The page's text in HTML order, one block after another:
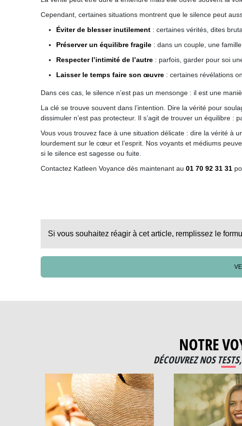
Cependant, certaines situations montrent que le silence peut
Éviter de blesser inutilement : certaines vérités, dites
Préserver un équilibre fragile : dans un couple, une
Respecter l’intimité de l’autre : parfois, garder pour soi
Laisser le temps faire son œuvre : certaines révélations
Dans ces cas, le silence n’est pas un mensonge : il est une
La clé se trouve souvent dans l’intention. Dire la vérité pour
dissimuler n’est pas protecteur. Il s’agit de trouver un équilibre
Vous vous trouvez face à une situation délicate : dire la vérité à
lourdement sur le cœur et l’esprit. Nos voyants et médiums
si le silence est sagesse ou fuite.
Contactez Katleen Voyance dès maintenant au 01 70 92 31 31
Si vous souhaitez réagir à cet article, remplissez le
NOTRE
DÉCOUVREZ NOS